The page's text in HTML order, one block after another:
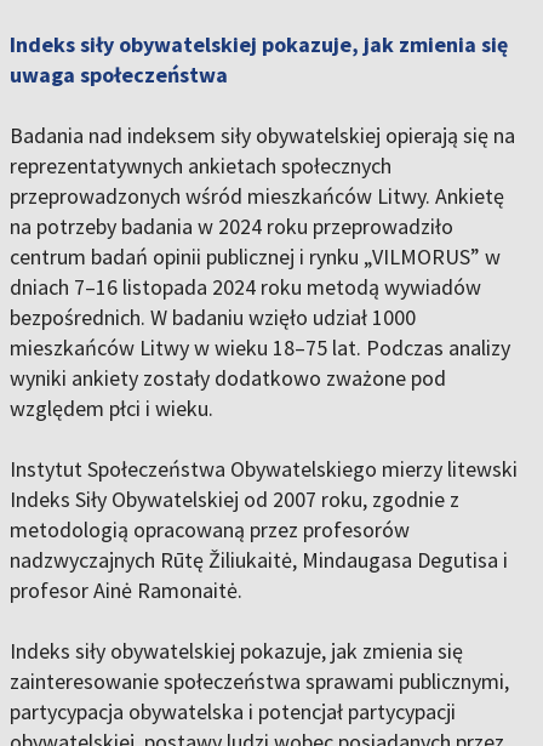
Indeks siły obywatelskiej pokazuje, jak zmienia się
uwaga społeczeństwa
Badania nad indeksem siły obywatelskiej opierają się na
reprezentatywnych ankietach społecznych
przeprowadzonych wśród mieszkańców Litwy. Ankietę
na potrzeby badania w 2024 roku przeprowadziło
centrum badań opinii publicznej i rynku „VILMORUS” w
dniach 7–16 listopada 2024 roku metodą wywiadów
bezpośrednich. W badaniu wzięło udział 1000
mieszkańców Litwy w wieku 18–75 lat. Podczas analizy
wyniki ankiety zostały dodatkowo zważone pod
względem płci i wieku.
Instytut Społeczeństwa Obywatelskiego mierzy litewski
Indeks Siły Obywatelskiej od 2007 roku, zgodnie z
metodologią opracowaną przez profesorów
nadzwyczajnych Rūtę Žiliukaitė, Mindaugasa Degutisa i
profesor Ainė Ramonaitė.
Indeks siły obywatelskiej pokazuje, jak zmienia się
zainteresowanie społeczeństwa sprawami publicznymi,
partycypacja obywatelska i potencjał partycypacji